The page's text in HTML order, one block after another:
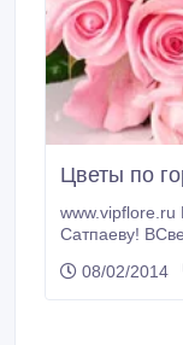
Цветы по
www.vipflore.ru Цветы с доставкой по Жезказгану и
Сатпаеву!
www.vipflore.ru.
08/02/2014